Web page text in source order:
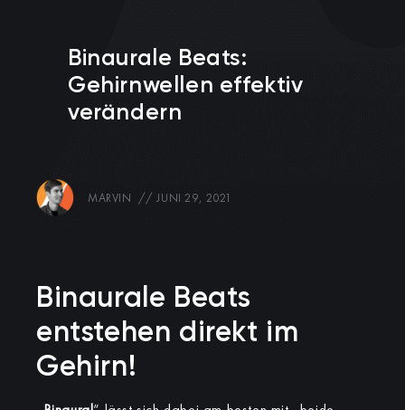
Binaurale Beats:
Gehirnwellen effektiv
verändern
MARVIN // JUNI 29, 2021
Binaurale Beats
entstehen direkt im
Gehirn!